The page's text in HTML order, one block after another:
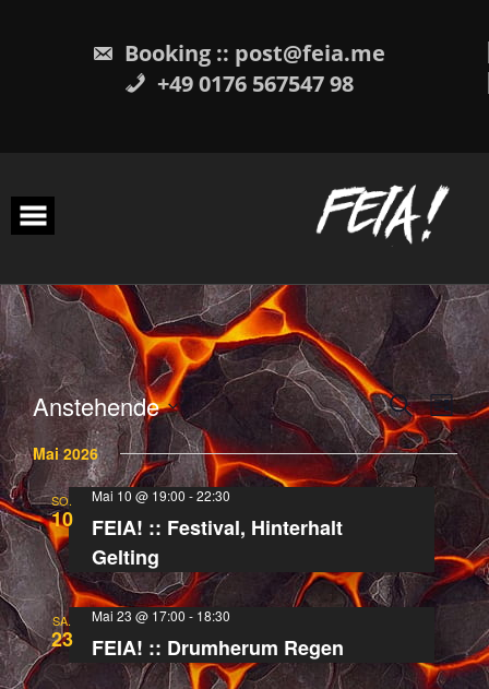
Booking :: post@feia.me
+49 0176 567547 98
Suche
Ansichten,
Navigation
SUCHELISTE
Anstehende
Datum
wählen.
Mai 2026
SO.
10
Mai 10 @ 19:00 -22:30
FEIA! :: Festival, Hinterhalt
Gelting
SA.
23
Mai 23 @ 17:00 - 18:30
FEIA! :: Drumherum Regen